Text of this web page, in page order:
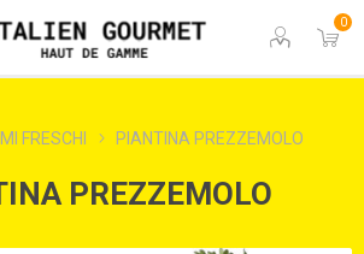
0
FRESCHI PIANTINA PREZZEMOLO
PREZZEMOLO